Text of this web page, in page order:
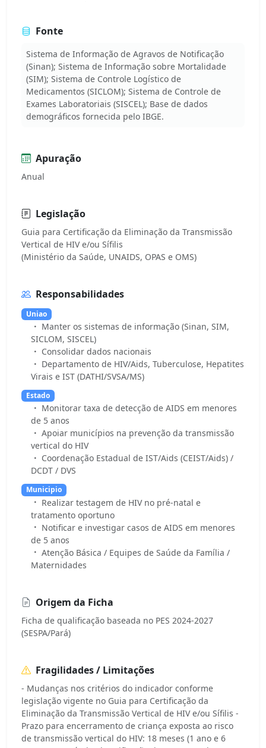
Fonte
Sistema de Informação de Agravos de Notificação
(Sinan); Sistema de Informação sobre Mortalidade
(SIM); Sistema de Controle Logístico de
Medicamentos (SICLOM); Sistema de Controle de
Exames Laboratoriais (SISCEL); Base de dados
demográficos fornecida pelo IBGE.
Apuração
Anual
Legislação
Guia para Certificação da Eliminação da Transmissão
Vertical de HIV e/ou Sífilis
Responsabilidades
Uniao
Manter os sistemas de informação (Sinan, SIM,
SICLOM, SISCEL)
Consolidar dados nacionais
Departamento de HIV/Aids, Tuberculose, Hepatites
Virais e IST (DATHI/SVSA/MS)
Estado
Monitorar taxa de detecção de AIDS em menores
de 5 anos
Apoiar municípios na prevenção da transmissão
vertical do HIV
Coordenação Estadual de IST/Aids (CEIST/Aids) /
DCDT / DVS
Municipio
Realizar testagem de HIV no pré-natal e
tratamento oportuno
Notificar e investigar casos de AIDS em menores
de 5 anos
Atenção Básica / Equipes de Saúde da Família /
Maternidades
Origem da Ficha
Ficha de qualificação baseada no PES 2024-2027
(SESPA/Pará)
Fragilidades / Limitações
- Mudanças nos critérios do indicador conforme
legislação vigente no Guia para Certificação da
Eliminação da Transmissão Vertical de HIV e/ou Sífilis -
Prazo para encerramento de criança exposta ao risco
de transmissão vertical do HIV: 18 meses (1 ano e 6